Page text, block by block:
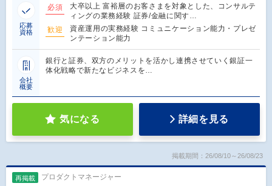
応募
資格
必須
大卒以上 富裕層のお客さまを対象とした、コンサルテ
ィングの業務経験 証券/金融に関す…
歓迎
資産運用の実務経験 コミュニケーション能力・プレゼ
ンテーション能力
会社
概要
銀行と証券、双方のメリットを活かし連携させていく銀証一
体化戦略で新たなビジネスを…
気になる 詳細を見る
掲載期間：26/08/10～26/08/23
再掲載 プロダクトマネージャー